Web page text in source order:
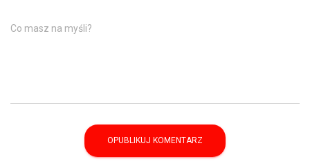
Co masz na myśli?